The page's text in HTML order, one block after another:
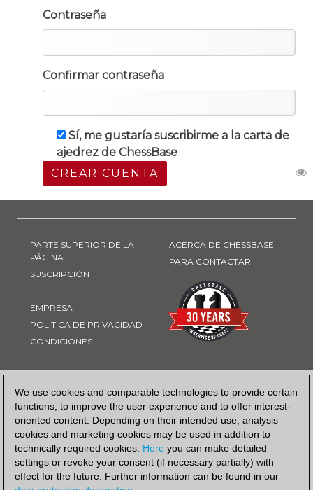
We use cookies and comparable technologies to provide certain
functions, to improve the user experience and to offer interest-
oriented content. Depending on their intended use, analysis
cookies and marketing cookies may be used in addition to
technically required cookies. Here you can make detailed
settings or revoke your consent (if necessary partially) with
effect for the future. Further information can be found in our
Contraseña
Confirmar contraseña
Sí, me gustaría suscribirme a la carta de
ajedrez de ChessBase
CREAR CUENTA
PARTE SUPERIOR DE LA
PÁGINA
SUSCRIPCIÓN
EMPRESA
POLÍTICA DE PRIVACIDAD
CONDICIONES
ACERCA DE CHESSBASE
PARA CONTACTAR
FORMA DE PAGO